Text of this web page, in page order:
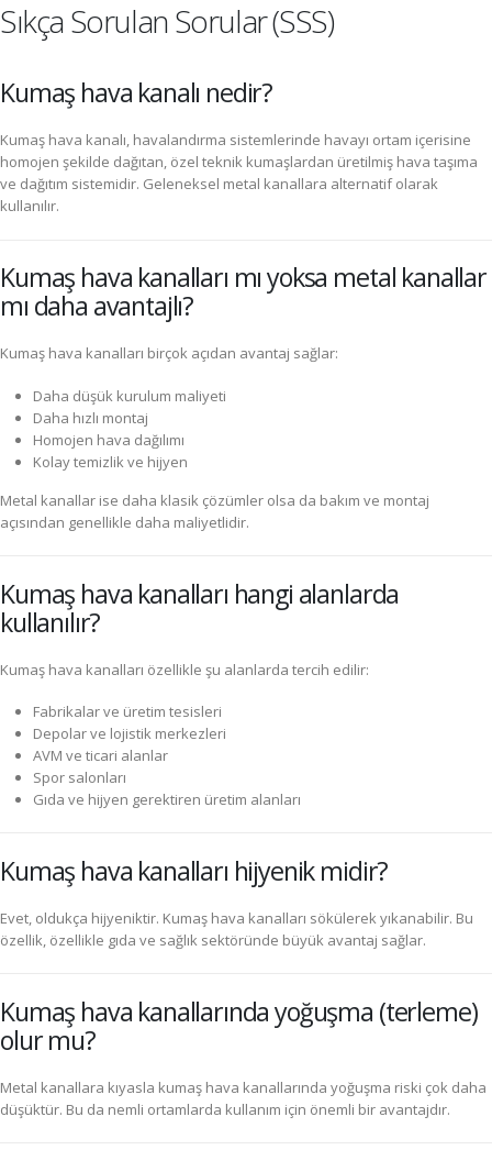
Sıkça Sorulan Sorular (SSS)
Kumaş hava kanalı nedir?
Kumaş hava kanalı, havalandırma sistemlerinde havayı ortam içerisine
homojen şekilde dağıtan, özel teknik kumaşlardan üretilmiş hava taşıma
ve dağıtım sistemidir. Geleneksel metal kanallara alternatif olarak
kullanılır.
Kumaş hava kanalları mı yoksa metal kanallar
mı daha avantajlı?
Kumaş hava kanalları birçok açıdan avantaj sağlar:
Daha düşük kurulum maliyeti
Daha hızlı montaj
Homojen hava dağılımı
Kolay temizlik ve hijyen
Metal kanallar ise daha klasik çözümler olsa da bakım ve montaj
açısından genellikle daha maliyetlidir.
Kumaş hava kanalları hangi alanlarda
kullanılır?
Kumaş hava kanalları özellikle şu alanlarda tercih edilir:
Fabrikalar ve üretim tesisleri
Depolar ve lojistik merkezleri
AVM ve ticari alanlar
Spor salonları
Gıda ve hijyen gerektiren üretim alanları
Kumaş hava kanalları hijyenik midir?
Evet, oldukça hijyeniktir. Kumaş hava kanalları sökülerek yıkanabilir. Bu
özellik, özellikle gıda ve sağlık sektöründe büyük avantaj sağlar.
Kumaş hava kanallarında yoğuşma (terleme)
olur mu?
Metal kanallara kıyasla kumaş hava kanallarında yoğuşma riski çok daha
düşüktür. Bu da nemli ortamlarda kullanım için önemli bir avantajdır.